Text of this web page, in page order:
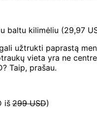
baltu kilimėliu (29,97
užtrukti paprastą
vieta yra ne
Taip, prašau.
iš 299 USD)